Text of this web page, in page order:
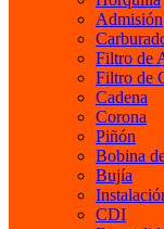
Admisión
Filtro de
Filtro de
Cadena
Corona
Piñón
Bobina
Bujía
CDI